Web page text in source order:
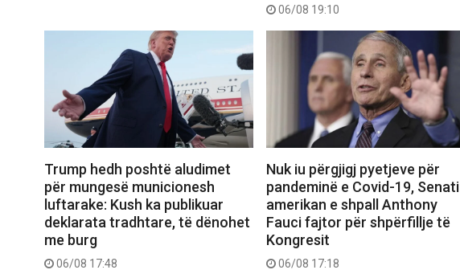
06/08 19:10
Trump hedh poshtë aludimet
për mungesë municionesh
luftarake: Kush ka publikuar
deklarata tradhtare, të dënohet
me burg
06/08 17:48
Nuk iu përgjigj pyetjeve për
pandeminë e Covid-19, Senati
amerikan e shpall Anthony
Fauci fajtor për shpërfillje të
Kongresit
06/08 17:18